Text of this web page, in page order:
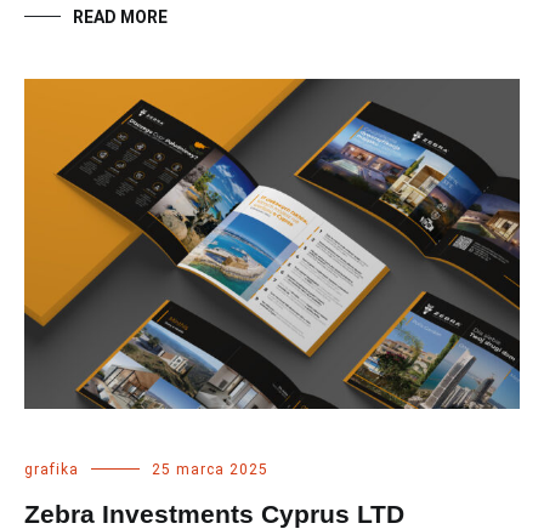
READ MORE
grafika 25 marca 2025
Zebra Investments Cyprus LTD